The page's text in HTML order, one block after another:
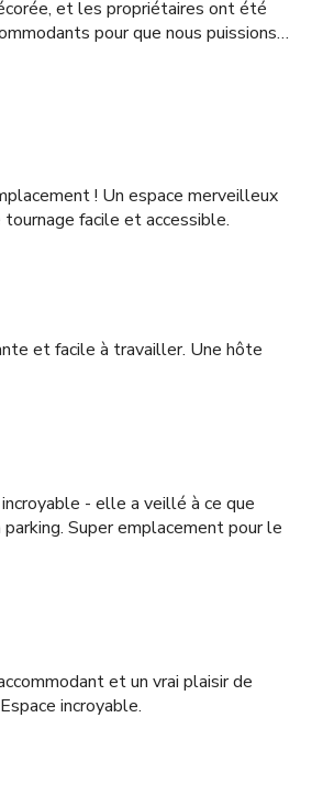
et les propriétaires ont été
pour que nous puissions
notre tournage.
! Un espace merveilleux
facile et accessible.
et facile à travailler. Une hôte
- elle a veillé à ce que
Super emplacement pour le
et un vrai plaisir de
incroyable.